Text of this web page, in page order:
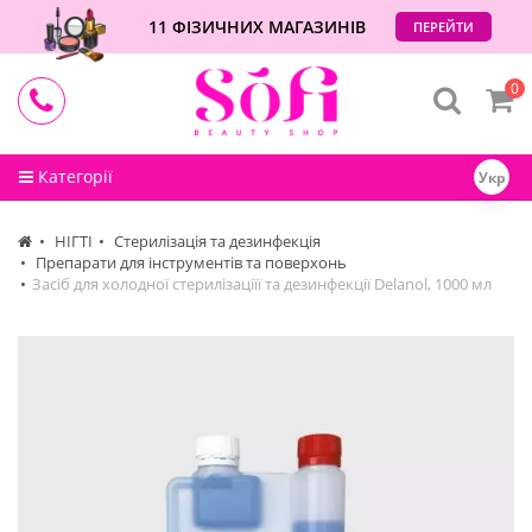
11 ФІЗИЧНИХ МАГАЗИНІВ ПЕРЕЙТИ
Категорії Укр
0
НІГТІ
Стерилізація та дезинфекція
Препарати для інструментів та поверхонь
Засіб для холодної стерилізаціїї та дезинфекції Delanol, 1000 мл